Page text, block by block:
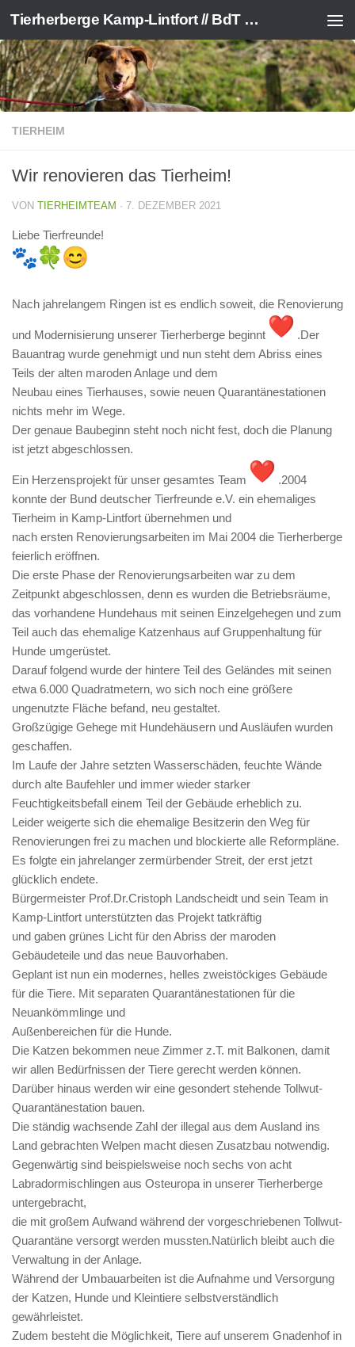
Zum Inhalt springen Tierherberge Kamp-Lintfort // BdT e.V.
TIERHEIM
Wir renovieren das Tierheim!
VON TIERHEIMTEAM · 7. DEZEMBER 2021
Liebe Tierfreunde!
Nach jahrelangem Ringen ist es endlich soweit, die Renovierung
und Modernisierung unserer Tierherberge beginnt
.Der
Bauantrag wurde genehmigt und nun steht dem Abriss eines
Teils der alten maroden Anlage und dem
Neubau eines Tierhauses, sowie neuen Quarantänestationen
nichts mehr im Wege.
Der genaue Baubeginn steht noch nicht fest, doch die Planung
ist jetzt abgeschlossen.
Ein Herzensprojekt für unser gesamtes Team
.2004
konnte der Bund deutscher Tierfreunde e.V. ein ehemaliges
Tierheim in Kamp-Lintfort übernehmen und
nach ersten Renovierungsarbeiten im Mai 2004 die Tierherberge
feierlich eröffnen.
Die erste Phase der Renovierungsarbeiten war zu dem
Zeitpunkt abgeschlossen, denn es wurden die Betriebsräume,
das vorhandene Hundehaus mit seinen Einzelgehegen und zum
Teil auch das ehemalige Katzenhaus auf Gruppenhaltung für
Hunde umgerüstet.
Darauf folgend wurde der hintere Teil des Geländes mit seinen
etwa 6.000 Quadratmetern, wo sich noch eine größere
ungenutzte Fläche befand, neu gestaltet.
Großzügige Gehege mit Hundehäusern und Ausläufen wurden
geschaffen.
Im Laufe der Jahre setzten Wasserschäden, feuchte Wände
durch alte Baufehler und immer wieder starker
Feuchtigkeitsbefall einem Teil der Gebäude erheblich zu.
Leider weigerte sich die ehemalige Besitzerin den Weg für
Renovierungen frei zu machen und blockierte alle Reformpläne.
Es folgte ein jahrelanger zermürbender Streit, der erst jetzt
glücklich endete.
Bürgermeister Prof.Dr.Cristoph Landscheidt und sein Team in
Kamp-Lintfort unterstützten das Projekt tatkräftig
und gaben grünes Licht für den Abriss der maroden
Gebäudeteile und das neue Bauvorhaben.
Geplant ist nun ein modernes, helles zweistöckiges Gebäude
für die Tiere. Mit separaten Quarantänestationen für die
Neuankömmlinge und
Außenbereichen für die Hunde.
Die Katzen bekommen neue Zimmer z.T. mit Balkonen, damit
wir allen Bedürfnissen der Tiere gerecht werden können.
Darüber hinaus werden wir eine gesondert stehende Tollwut-
Quarantänestation bauen.
Die ständig wachsende Zahl der illegal aus dem Ausland ins
Land gebrachten Welpen macht diesen Zusatzbau notwendig.
Gegenwärtig sind beispielsweise noch sechs von acht
Labradormischlingen aus Osteuropa in unserer Tierherberge
untergebracht,
die mit großem Aufwand während der vorgeschriebenen Tollwut-
Quarantäne versorgt werden mussten.Natürlich bleibt auch die
Verwaltung in der Anlage.
Während der Umbauarbeiten ist die Aufnahme und Versorgung
der Katzen, Hunde und Kleintiere selbstverständlich
gewährleistet.
Zudem besteht die Möglichkeit, Tiere auf unserem Gnadenhof in